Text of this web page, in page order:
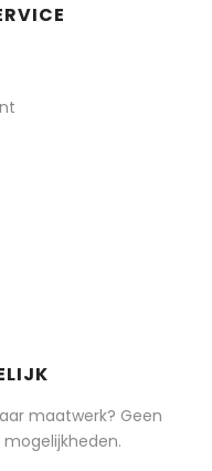
maatwerk? Geen